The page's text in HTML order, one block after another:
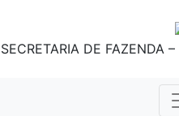
SECRETARIA DE FAZENDA